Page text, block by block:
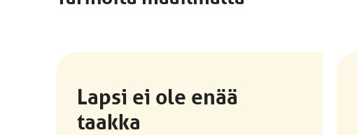
Lapsi ei ole enää
taakka